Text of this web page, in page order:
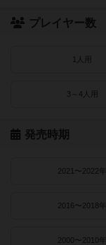
プレイヤー数
1人用
3～4人用
発売時期
2021〜2022年
2016〜2018年
2000〜2010年